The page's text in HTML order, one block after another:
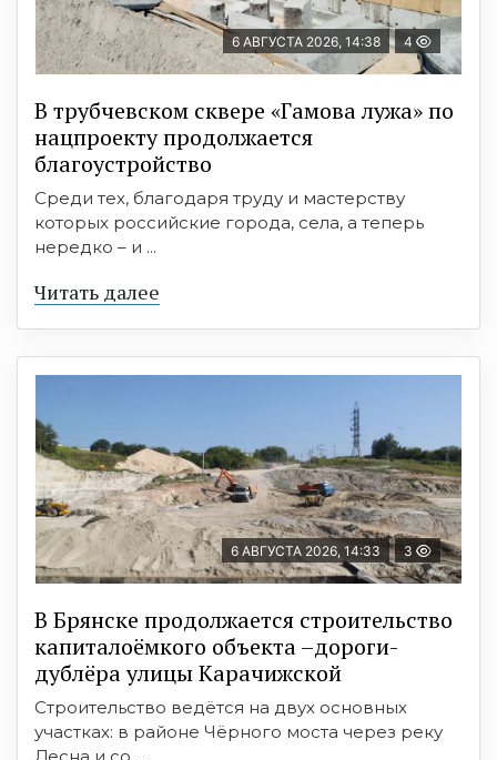
6 АВГУСТА 2026, 14:38 4
В трубчевском сквере «Гамова лужа» по
нацпроекту продолжается
благоустройство
Среди тех, благодаря труду и мастерству
которых российские города, села, а теперь
нередко – и ...
Читать далее
6 АВГУСТА 2026, 14:33 3
В Брянске продолжается строительство
капиталоёмкого объекта –дороги-
дублёра улицы Карачижской
Строительство ведётся на двух основных
участках: в районе Чёрного моста через реку
Десна и со ...